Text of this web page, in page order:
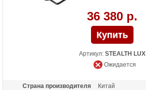
36 380 р.
Артикул: STEALTH LUX
Ожидается
Страна производителя
Китай